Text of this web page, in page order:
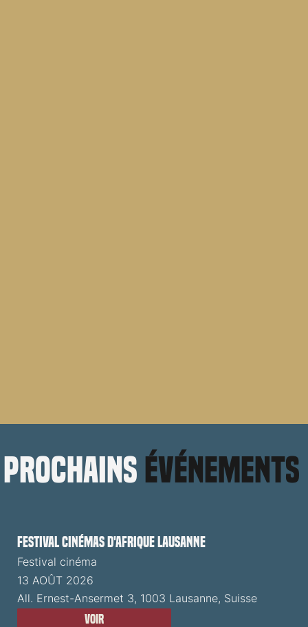
prochains événements
Festival cinémas d'Afrique Lausanne
Festival cinéma
13 AOÛT 2026
All. Ernest-Ansermet 3, 1003 Lausanne, Suisse
Voir